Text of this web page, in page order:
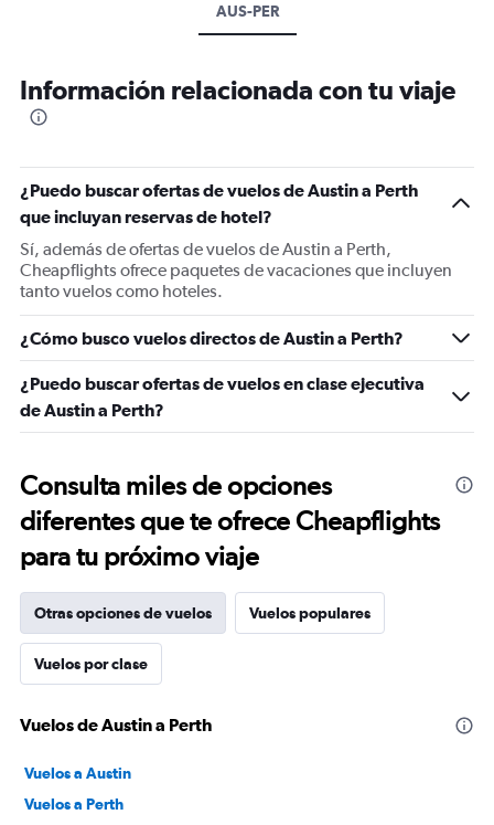
AUS-PER
Información relacionada con tu viaje
¿Puedo buscar ofertas de vuelos de Austin a Perth
que incluyan reservas de hotel?
Sí, además de ofertas de vuelos de Austin a Perth,
Cheapflights ofrece paquetes de vacaciones que incluyen
tanto vuelos como hoteles.
¿Cómo busco vuelos directos de Austin a Perth?
¿Puedo buscar ofertas de vuelos en clase ejecutiva
de Austin a Perth?
Consulta miles de opciones
diferentes que te ofrece Cheapflights
para tu próximo viaje
Otras opciones de vuelos Vuelos populares
Vuelos por clase
Vuelos de Austin a Perth
Vuelos a Austin
Vuelos a Perth